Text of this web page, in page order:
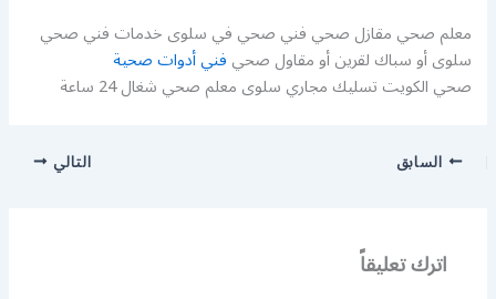
معلم صحي مقازل صحي فني صحي في سلوى خدمات فني صحي
سلوى أو سباك لقرين أو مقاول صحيفني أدوات صحية
صحي الكويت تسليك مجاري سلوى معلم صحي شغال 24 ساعة
السابق التالي
اترك تعليقاً